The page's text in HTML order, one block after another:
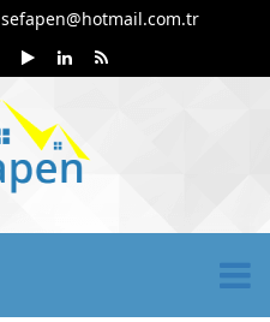
sefapen@hotmail.com.tr